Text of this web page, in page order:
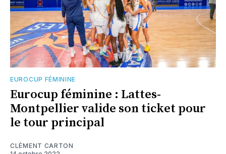
EUROCUP FÉMININE
Eurocup féminine : Lattes-
Montpellier valide son ticket pour
le tour principal
CLÉMENT CARTON